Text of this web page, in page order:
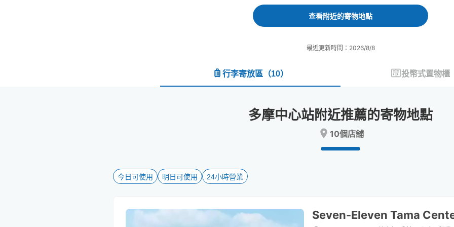
forward
to
the
calendar
select
the
changing
backward
interact
select
the
changing
查看附近的寄物地點
最近更新時間：2026/8/8
行李寄放區 （10） 投幣式置物櫃
多摩中心站附近推薦的寄物地點
10個店舖
今日可使用 明日可使用 24小時營業
Seven-Eleven Tama